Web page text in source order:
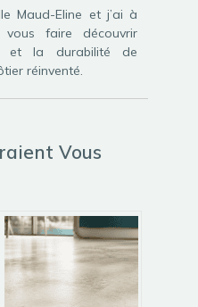
Maud-Eline et j’ai à
faire découvrir
et la durabilité de
réinventé.
Vous